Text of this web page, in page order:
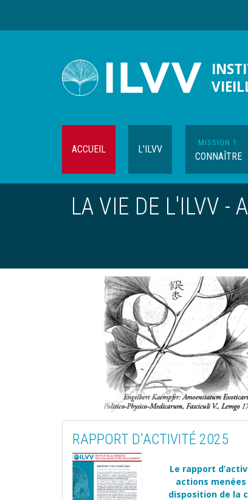
ACCUEIL L'ILVV
MISSION 1
CONNAÎTRE
Navigation
contextuelle
LA VIE DE L'ILVV -
RAPPORT D'ACTIVITÉ 2025
Le rapport
actions
disposition de la